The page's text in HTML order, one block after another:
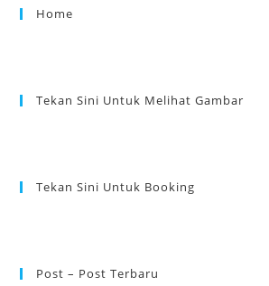
Home
Tekan Sini Untuk Melihat Gambar
Tekan Sini Untuk Booking
Post – Post Terbaru